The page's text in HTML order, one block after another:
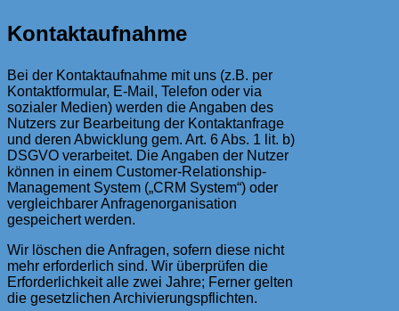
Kontaktaufnahme
Bei der Kontaktaufnahme mit uns (z.B. per
Kontaktformular, E-Mail, Telefon oder via
sozialer Medien) werden die Angaben des
Nutzers zur Bearbeitung der Kontaktanfrage
und deren Abwicklung gem. Art. 6 Abs. 1 lit. b)
DSGVO verarbeitet. Die Angaben der Nutzer
können in einem Customer-Relationship-
Management System („CRM System“) oder
vergleichbarer Anfragenorganisation
gespeichert werden.
Wir löschen die Anfragen, sofern diese nicht
mehr erforderlich sind. Wir überprüfen die
Erforderlichkeit alle zwei Jahre; Ferner gelten
die gesetzlichen Archivierungspflichten.